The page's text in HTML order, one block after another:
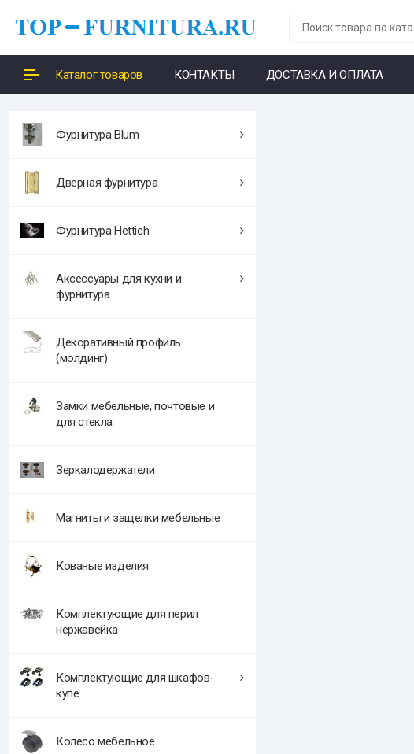
Каталог товаров КОНТАКТЫ ДОСТАВКА И ОПЛАТА
Фурнитура Blum
Дверная фурнитура
Фурнитура Hettich
Аксессуары для кухни и
фурнитура
Декоративный профиль
(молдинг)
Замки мебельные, почтовые и
для стекла
Зеркалодержатели
Магниты и защелки мебельные
Кованые изделия
Комплектующие для перил
нержавейка
Комплектующие для шкафов-
купе
Колесо мебельное